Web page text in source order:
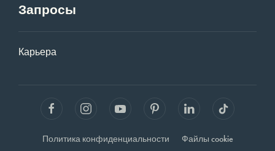
Запросы
Карьера
Политика конфиденциальности Файлы cookie